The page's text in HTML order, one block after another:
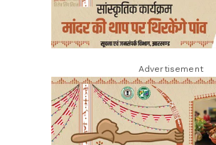
Advertisement